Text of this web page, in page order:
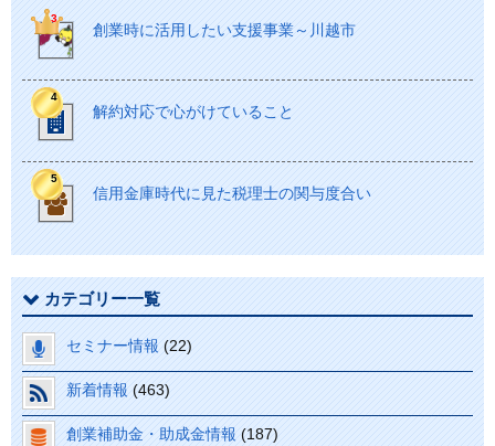
創業時に活用したい支援事業～川越市
解約対応で心がけていること
信用金庫時代に見た税理士の関与度合い
カテゴリー一覧
セミナー情報 (22)
新着情報 (463)
創業補助金・助成金情報 (187)